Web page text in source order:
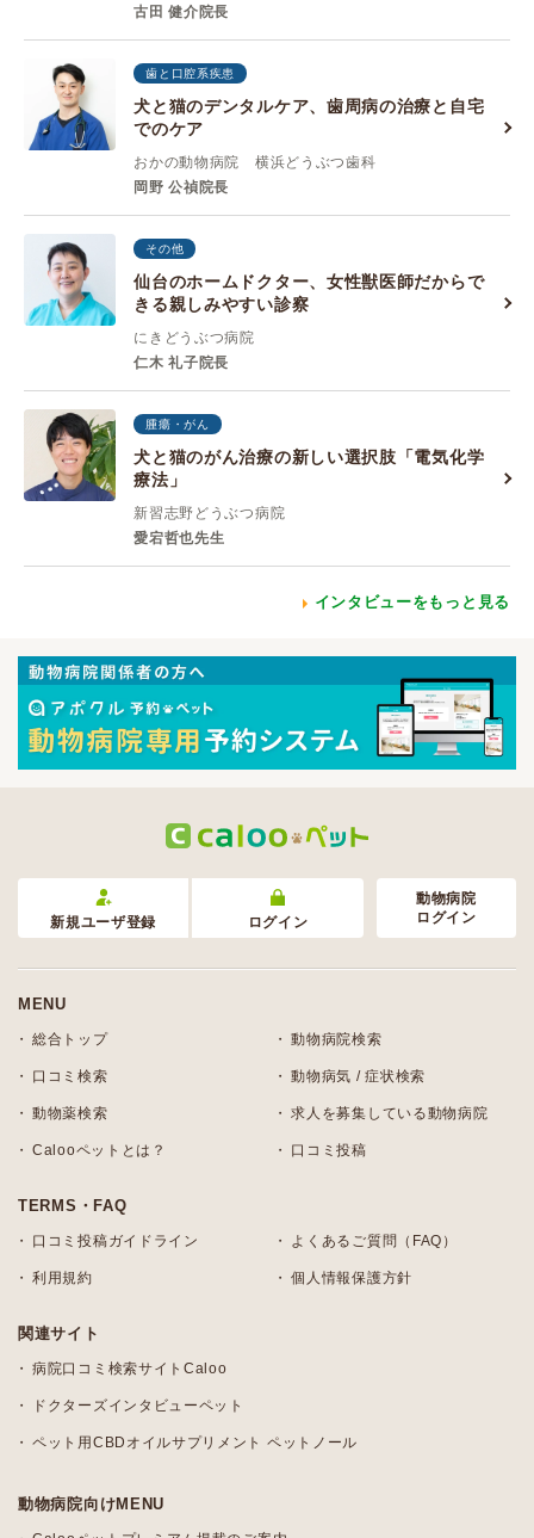
古田 健介院長
歯と口腔系疾患
犬と猫のデンタルケア、歯周病の治療と自宅
でのケア
おかの動物病院 横浜どうぶつ歯科
岡野 公禎院長
その他
仙台のホームドクター、女性獣医師だからで
きる親しみやすい診察
にきどうぶつ病院
仁木 礼子院長
腫瘍・がん
犬と猫のがん治療の新しい選択肢「電気化学
療法」
新習志野どうぶつ病院
愛宕哲也先生
インタビューをもっと見る
新規ユーザ登録 ログイン
動物病院
ログイン
MENU
総合トップ 動物病院検索
口コミ検索 動物病気 / 症状検索
動物薬検索 求人を募集している動物病院
Calooペットとは？ 口コミ投稿
TERMS・FAQ
口コミ投稿ガイドライン よくあるご質問（FAQ）
利用規約 個人情報保護方針
関連サイト
病院口コミ検索サイトCaloo
ドクターズインタビューペット
ペット用CBDオイルサプリメント ペットノール
動物病院向けMENU